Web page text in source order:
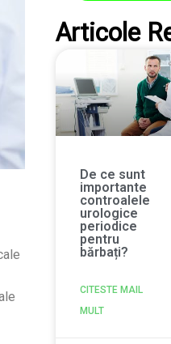
Articole
De ce sunt
importante
controalele
urologice
periodice
pentru
bărbați?
CITESTE MAIL
MULT